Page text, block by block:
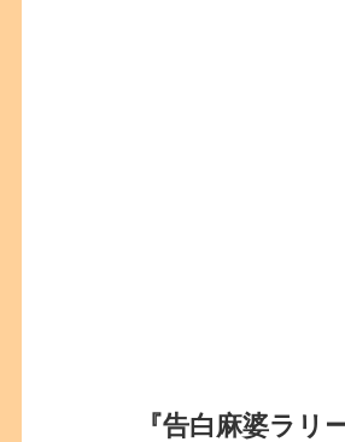
『告白麻婆ラリ